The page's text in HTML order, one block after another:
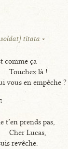
titata
comme ça
Touchez là !
vous en empêche ?
t’en prends pas,
Cher Lucas,
revêche.